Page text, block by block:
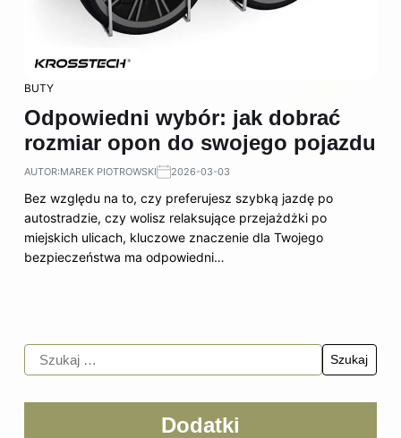
BUTY
Odpowiedni wybór: jak dobrać
rozmiar opon do swojego pojazdu
AUTOR:MAREK PIOTROWSKI 2026-03-03
Bez względu na to, czy preferujesz szybką jazdę po
autostradzie, czy wolisz relaksujące przejażdżki po
miejskich ulicach, kluczowe znaczenie dla Twojego
bezpieczeństwa ma odpowiedni…
Dodatki